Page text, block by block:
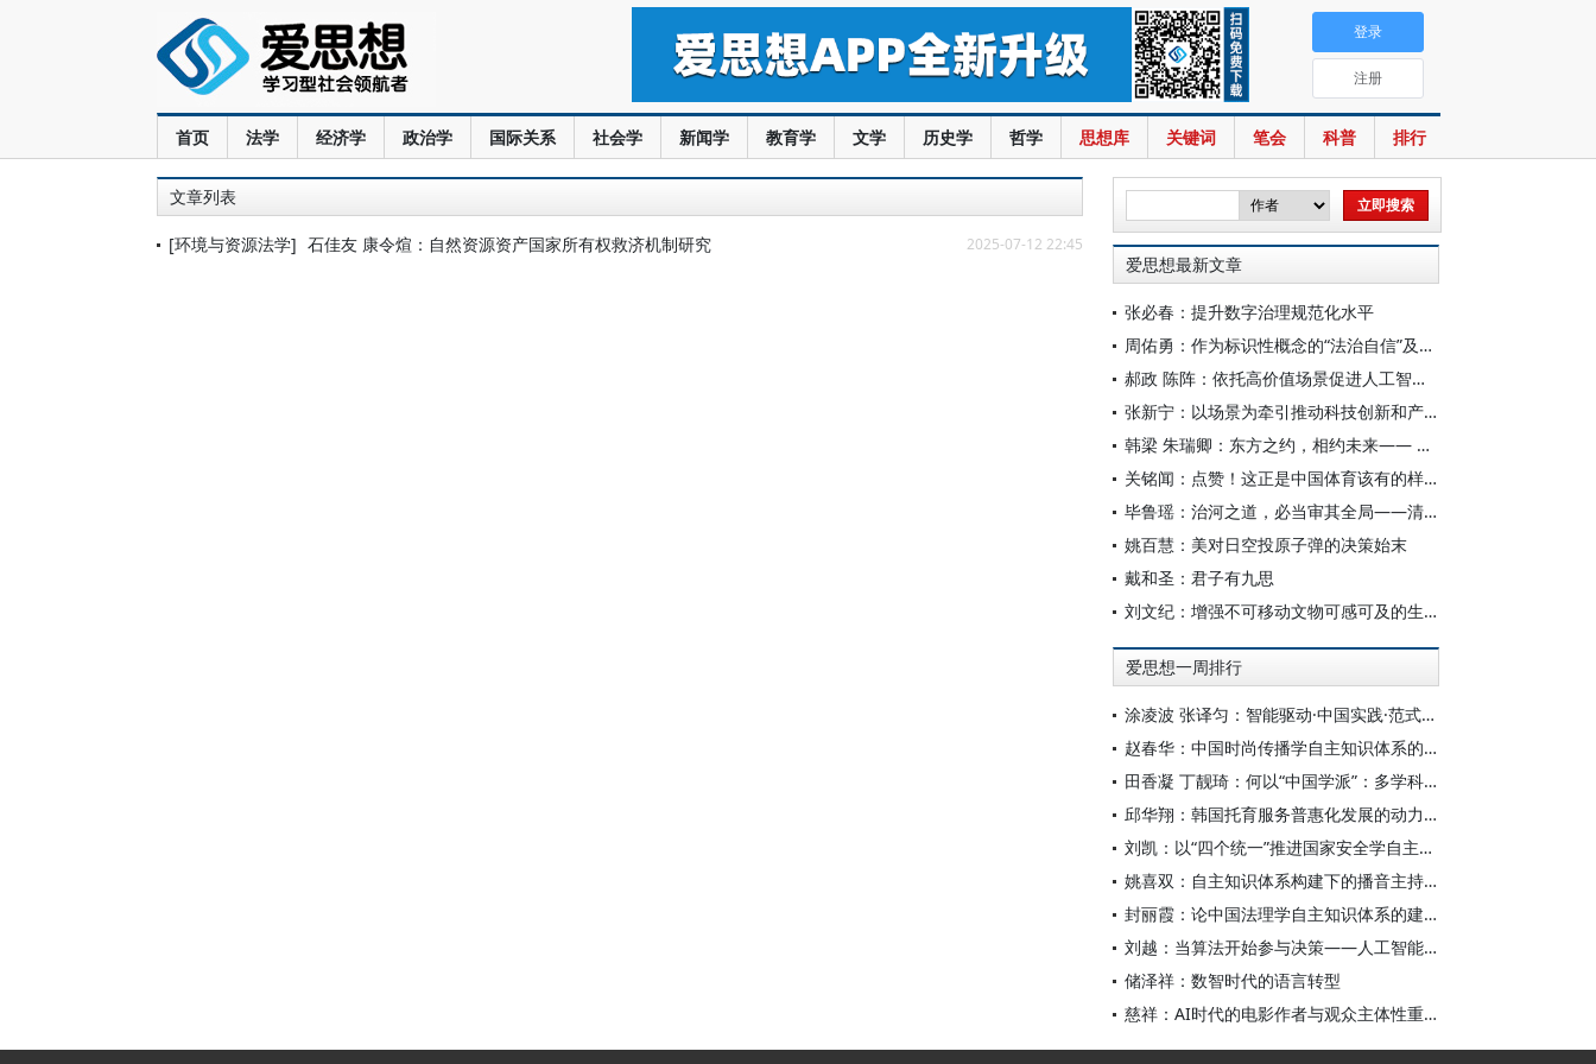
首页 法学 经济学 政治学 国际关系 社会学 新闻学 教育学 文学 历史学 哲学 思想库 关键词 笔会 科普 排行
登录
注册
文章列表
[环境与资源法学] 石佳友 康令煊：自然资源资产国家所有权救济机制研究 2025-07-12 22:45
爱思想最新文章
张必春：提升数字治理规范化水平
周佑勇：作为标识性概念的“法治自信”及其时代意蕴
郝政 陈阵：依托高价值场景促进人工智能高质量数据集建设
张新宁：以场景为牵引推动科技创新和产业创新深度融合
韩梁 朱瑞卿：东方之约，相约未来—— 中国元首外交的世界情怀与大国气派
关铭闻：点赞！这正是中国体育该有的样子
毕鲁瑶：治河之道，必当审其全局——清代靳辅的治水理念与实践
姚百慧：美对日空投原子弹的决策始末
戴和圣：君子有九思
刘文纪：增强不可移动文物可感可及的生命力
爱思想一周排行
涂凌波 张译匀：智能驱动·中国实践·范式创新：“构建中国新闻传播学自主知识体系”专题研讨会综述
赵春华：中国时尚传播学自主知识体系的内在逻辑与实践路径
田香凝 丁靓琦：何以“中国学派”：多学科视野下中国特色新闻传播学建设的研究
邱华翔：韩国托育服务普惠化发展的动力机制、制度路径与政策效应
刘凯：以“四个统一”推进国家安全学自主知识体系构建
姚喜双：自主知识体系构建下的播音主持高等专业教育研究
封丽霞：论中国法理学自主知识体系的建构
刘越：当算法开始参与决策——人工智能重塑全球治理的底层逻辑
储泽祥：数智时代的语言转型
慈祥：AI时代的电影作者与观众主体性重构